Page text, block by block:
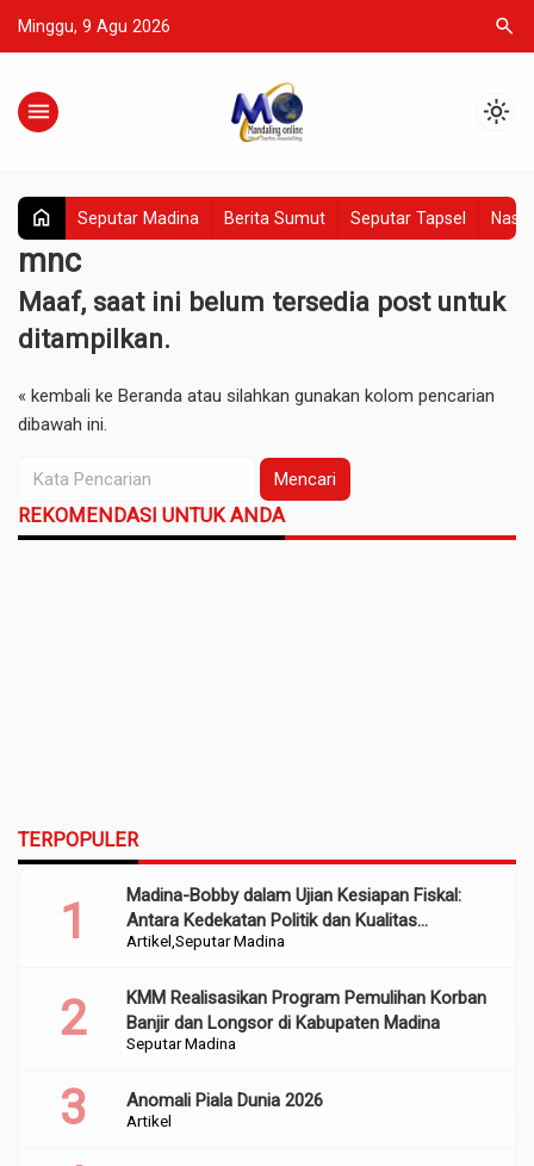
Minggu, 9 Agu 2026 search
menu light_mode
home Seputar Madina Berita Sumut Seputar Tapsel
mnc
Maaf, saat ini belum tersedia post untuk
ditampilkan.
« kembali ke Beranda atau silahkan gunakan kolom pencarian
dibawah ini.
Mencari
REKOMENDASI UNTUK ANDA
TERPOPULER
Artikel Seputar Madina
Madina-Bobby dalam Ujian Kesiapan Fiskal:
Antara Kedekatan Politik dan Kualitas
Perencanaan
Seputar Madina
KMM Realisasikan Program Pemulihan Korban
Banjir dan Longsor di Kabupaten Madina
Artikel
Anomali Piala Dunia 2026